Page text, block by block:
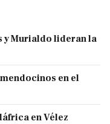
y Murialdo lideran la
en el
en Vélez